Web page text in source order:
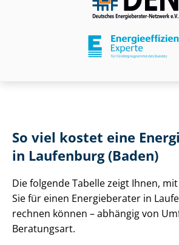
So viel kostet eine
in Laufenburg (Baden)
Die folgende Tabelle zeigt Ihnen,
Sie für einen Energieberater in
rechnen können – abhängig von
Beratungsart.